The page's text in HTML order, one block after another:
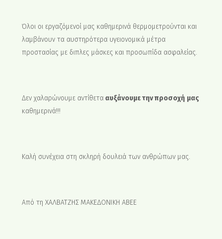
Όλοι οι εργαζόμενοί μας καθημερινά θερμομετρούνται και
λαμβάνουν τα αυστηρότερα υγειονομικά μέτρα
προστασίας με διπλες μάσκες και προσωπίδα ασφαλείας.
Δεν χαλαρώνουμε αντίθετα αυξάνουμε την προσοχή μας
καθημερινά!!!
Καλή συνέχεια στη σκληρή δουλειά των ανθρώπων μας.
Από τη ΧΑΛΒΑΤΖΗΣ ΜΑΚΕΔΟΝΙΚΗ ΑΒΕΕ